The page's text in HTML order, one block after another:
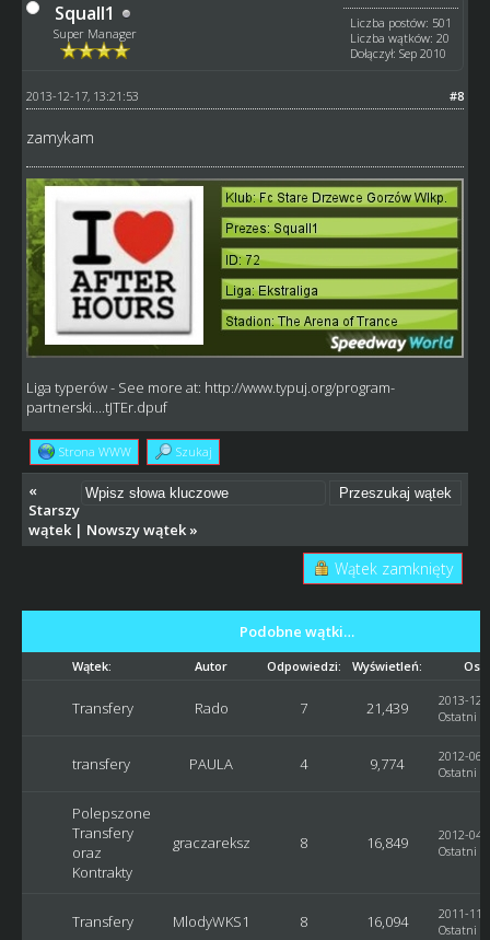
Squall1
Super Manager
Liczba postów: 501
Liczba wątków: 20
Dołączył: Sep 2010
#8
2013-12-17, 13:21:53
zamykam
Liga typerów- See more at: http://www.typuj.org/program-
partnerski....tJTEr.dpuf
Strona WWW Szukaj
«
Starszy
wątek| Nowszy wątek»
Wątek zamknięty
Podobne wątki…
Wątek: Autor Odpowiedzi: Wyświetleń:
Transfery Rado 7 21,439
2013-12-
Ostatni
transfery PAULA 4 9,774
2012-06-
Ostatni
Polepszone
Transfery
oraz
Kontrakty
graczareksz 8 16,849
2012-04-
Ostatni
Transfery MlodyWKS1 8 16,094
2011-11-
Ostatni